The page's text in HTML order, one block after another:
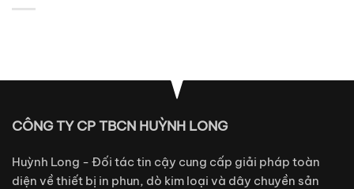
CÔNG TY CP TBCN HUỲNH LONG
Huỳnh Long - Đối tác tin cậy cung cấp giải pháp toàn
diện về thiết bị in phun, dò kim loại và dây chuyền sản